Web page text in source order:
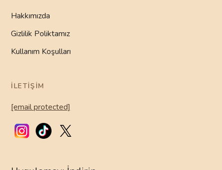
Hakkımızda
Gizlilik Poliktamız
Kullanım Koşulları
İLETIŞIM
[email protected]